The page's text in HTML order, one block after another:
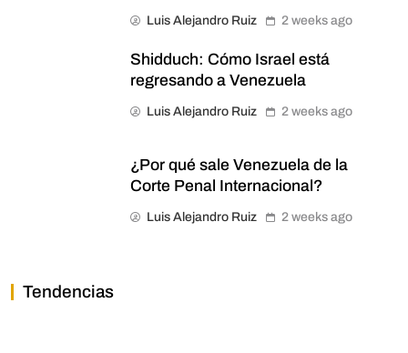
Luis Alejandro Ruiz 2 weeks ago
Shidduch: Cómo Israel está
regresando a Venezuela
Luis Alejandro Ruiz 2 weeks ago
¿Por qué sale Venezuela de la
Corte Penal Internacional?
Luis Alejandro Ruiz 2 weeks ago
Tendencias